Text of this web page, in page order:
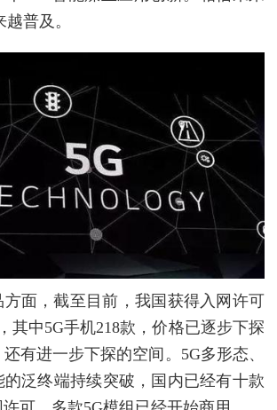
普及。
方面，截至目前，我国获得入网许可
其中5G手机218款，价格已逐步下探
有进一步下探的空间。5G多形态、
的泛终端持续突破，国内已经有十款